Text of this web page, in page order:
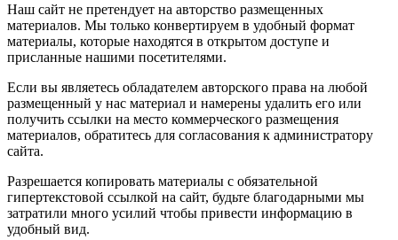
Наш сайт не претендует на авторство размещенных
материалов. Мы только конвертируем в удобный формат
материалы, которые находятся в открытом доступе и
присланные нашими посетителями.
Если вы являетесь обладателем авторского права на любой
размещенный у нас материал и намерены удалить его или
получить ссылки на место коммерческого размещения
материалов, обратитесь для согласования к администратору
сайта.
Разрешается копировать материалы с обязательной
гипертекстовой ссылкой на сайт, будьте благодарными мы
затратили много усилий чтобы привести информацию в
удобный вид.